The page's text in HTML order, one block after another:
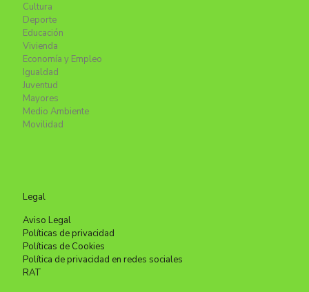
Cultura
Deporte
Educación
Vivienda
Economía y Empleo
Igualdad
Juventud
Mayores
Medio Ambiente
Movilidad
Legal
Aviso Legal
Políticas de privacidad
Políticas de Cookies
Política de privacidad en redes sociales
RAT